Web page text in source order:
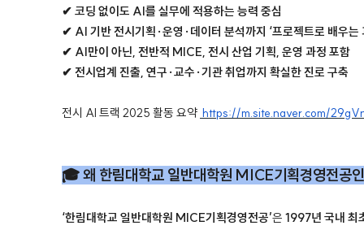
✔ 코딩 없이도 AI를 실무에 적용하는 능력 중심
✔ AI 기반 전시기획·운영·데이터 분석까지 ‘프로젝트로 배우는
✔ AI만이 아닌, 전반적 MICE, 전시 산업 기획, 운영 과정 포함
✔ 전시업계 진출, 연구·교수·기관 취업까지 확실한 진로 구축
전시 AI 트랙 2025 활동 요약 https://m.site.naver.com/
🎓 왜 한림대학교 일반대학원 MICE기획경영전공
‘한림대학교 일반대학원 MICE기획경영전공’은 1997년 국내 최